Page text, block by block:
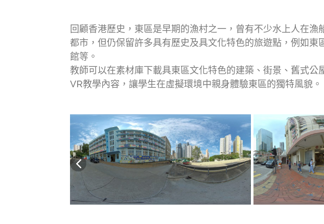
回顧香港歷史，東區是早期的漁村之一，曾有不少水上人在
都市，但仍保留許多具有歷史及具文化特色的旅遊點，例如東
館等。
教師可以在素材庫下載具東區文化特色的建築、街景、舊式公
VR教學內容，讓學生在虛擬環境中親身體驗東區的獨特風貌。